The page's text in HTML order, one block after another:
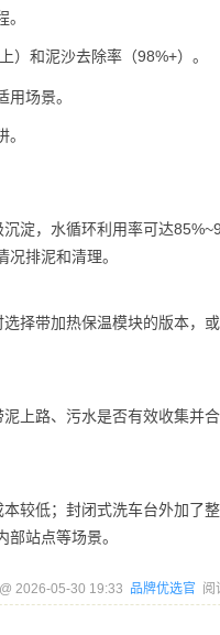
）和泥沙去除率（98%+）。
场景。
淀，水循环利用率可达
排泥和清理。
择带加热保温模块的版本，
上路、污水是否有效收集并
较低；封闭式洗车台外加了
站点等场景。
2026-05-30 19:33 品牌优选官 阅